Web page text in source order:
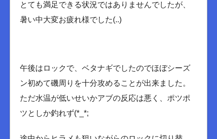
とても満足できる状況ではありませんでしたが、
暑い中大変お疲れ様でした(..)
午後はロックで、ベタナギでしたのでほぼシーズ
ン初めて磯周りを十分攻めることが出来ました。
ただ水温が低いせいかアブの反応は悪く、ポツポ
ツとしか釣れず(*_*;